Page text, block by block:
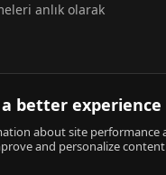
anlık olarak